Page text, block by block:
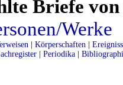
Briefe
Werke
| Körperschaften |
| Periodika |